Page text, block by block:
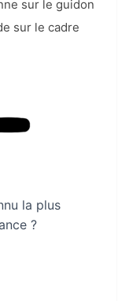
sur le guidon
sur le cadre
la plus
?